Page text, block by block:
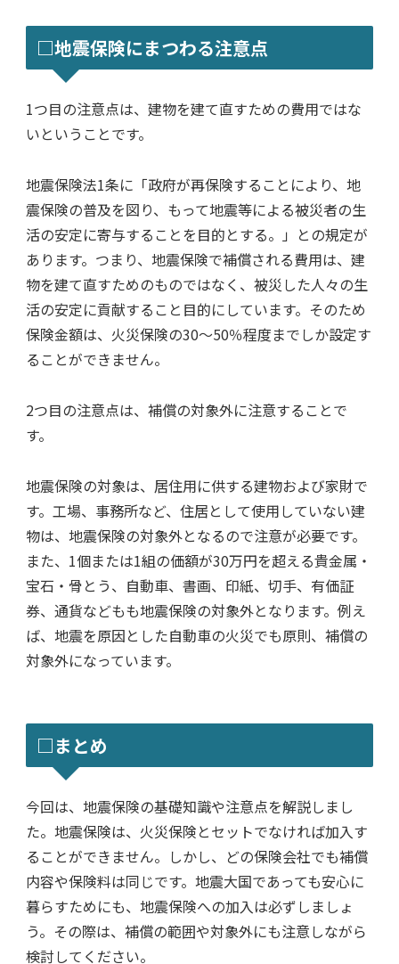
□地震保険にまつわる注意点
1つ目の注意点は、建物を建て直すための費用ではな
いということです。
地震保険法1条に「政府が再保険することにより、地
震保険の普及を図り、もって地震等による被災者の生
活の安定に寄与することを目的とする。」との規定が
あります。つまり、地震保険で補償される費用は、建
物を建て直すためのものではなく、被災した人々の生
活の安定に貢献すること目的にしています。そのため
保険金額は、火災保険の30～50％程度までしか設定す
ることができません。
2つ目の注意点は、補償の対象外に注意することで
す。
地震保険の対象は、​​居住用に供する建物および家財で
す。工場、事務所など、住居として使用していない建
物は、地震保険の対象外となるので注意が必要です。
また、1個または1組の価額が30万円を超える貴金属・
宝石・骨とう、自動車、書画、印紙、切手、有価証
券、通貨などもも地震保険の対象外となります。例え
ば、地震を原因とした自動車の火災でも原則、​​補償の
対象外になっています。
□まとめ
今回は、地震保険の基礎知識や注意点を解説しまし
た。地震保険は、火災保険とセットでなければ加入す
ることができません。しかし、どの保険会社でも補償
内容や保険料は同じです。地震大国であっても安心に
暮らすためにも、地震保険への加入は必ずしましょ
う。その際は、補償の範囲や対象外にも注意しながら
検討してください。